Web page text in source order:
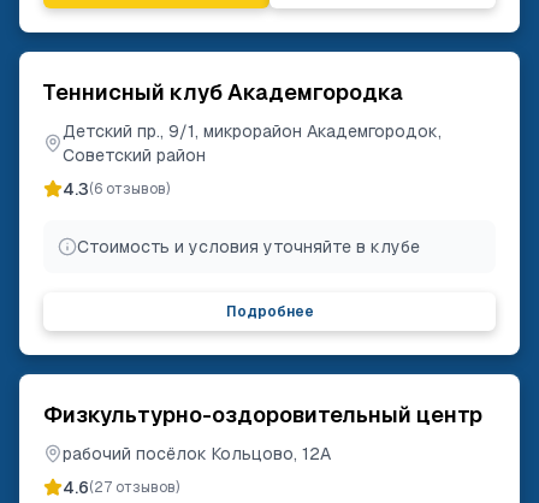
Теннисный клуб Академгородка
Детский пр., 9/1, микрорайон Академгородок,
Советский район
4.3(6 отзывов)
Стоимость и условия уточняйте в клубе
Подробнее
Физкультурно-оздоровительный центр
рабочий посёлок Кольцово, 12А
4.6(27 отзывов)